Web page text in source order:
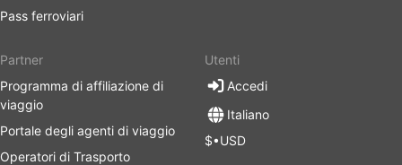
Pass ferroviari
Partner
Programma di affiliazione di
viaggio
Portale degli agenti di viaggio
Operatori di Trasporto
Utenti
Accedi
Italiano
$•USD